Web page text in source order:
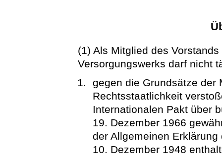
(1) Als Mitglied des
Versorgungswerks darf nicht
gegen die Grundsätze der
Rechtsstaatlichkeit
Internationalen Pakt über
19. Dezember 1966
der Allgemeinen
10. Dezember 1948